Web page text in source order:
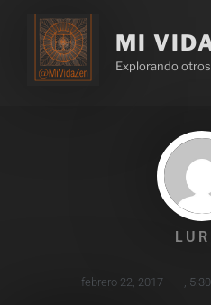
MI
Explorando
febrero 22, 2017